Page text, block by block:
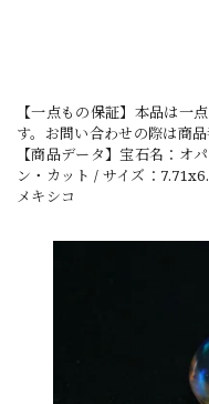
【一点もの保証】本品は一
す。お問い合わせの際は商
【商品データ】宝石名：オ
ン・カット / サイズ：
メキシコ